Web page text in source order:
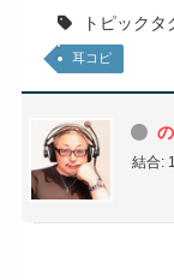
トピックタ
耳コピ
結合: